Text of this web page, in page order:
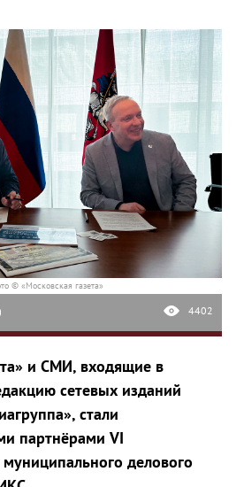
© «Московская газета»
4402
и СМИ, входящие в
сетевых изданий
стали
партнёрами VI
делового